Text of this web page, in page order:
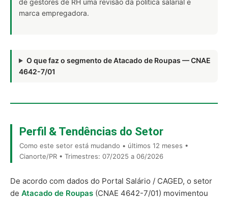
de gestores de RH uma revisão da política salarial e
marca empregadora.
O que faz o segmento de Atacado de Roupas — CNAE
4642-7/01
Perfil & Tendências do Setor
Como este setor está mudando • últimos 12 meses •
Cianorte/PR • Trimestres: 07/2025 a 06/2026
De acordo com dados do Portal Salário / CAGED, o setor
de Atacado de Roupas (CNAE 4642-7/01) movimentou